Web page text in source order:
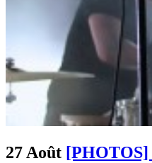
27 Août [PHOTOS]